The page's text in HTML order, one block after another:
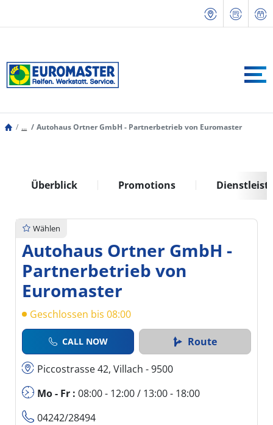
... Autohaus Ortner GmbH - Partnerbetrieb von Euromaster
Überblick Promotions
Wählen
Autohaus Ortner GmbH -
Partnerbetrieb von
Euromaster
Geschlossen bis 08:00
CALL NOW Route
Piccostrasse 42, Villach - 9500
Mo - Fr : 08:00 - 12:00 / 13:00 - 18:00
04242/28494